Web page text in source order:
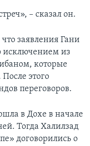
– сказал он.
заявления Гани
исключением из
которые
этого
переговоров.
в Дохе в начале
Тогда Халилзад
договорились о